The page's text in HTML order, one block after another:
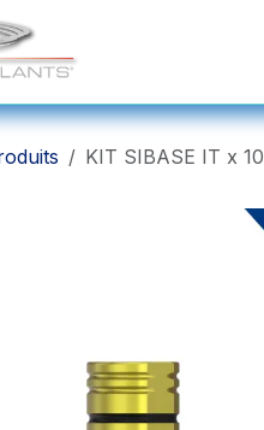
KIT SIBASE IT x 10